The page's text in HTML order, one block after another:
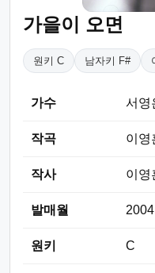
가을이 오면
원키 C 남자키 F#
가수 서영
작곡 이영
작사 이영
발매월
원키 C